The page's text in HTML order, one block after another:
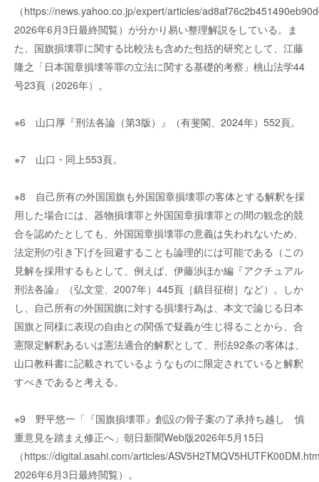
（https://news.yahoo.co.jp/expert/articles/
2026年6月3日最終閲覧）が分かり易い整理解説をしている。ま
た、国旗損壊罪に関する比較法も含めた包括的研究として、江藤
隆之「日本国章損壊等罪の立法に関する基礎的考察」桃山法学44
号23頁（2026年）。
※6 山口厚『刑法各論（第3版）』（有斐閣、2024年）552頁。
※7 山口・同上553頁。
※8 自己所有の外国国旗も外国国章損壊罪の客体とする解釈を採
用した場合には、器物損壊罪と外国国章損壊罪との間の観念的競
合を認めたとしても、外国国章損壊罪の意義は失われないため、
法定刑の引き下げを回避することも論理的には可能である（この
見解を採用するもとして、例えば、伊藤渉ほか編『アクチュアル
刑法各論』（弘文堂、2007年）445頁［鎮目征樹］など）。しか
し、自己所有の外国国旗に対する損壊行為は、本文で論じる日本
国旗と同様に表現の自由との関係で疑義が生じ得ることから、合
憲限定解釈あるいは憲法適合的解釈として、刑法92条の客体は、
山口教科書に記載されているようなものに限定されていると解釈
すべきであると考える。
※9 野平悠一「『国旗損壊罪』創設の骨子案の了承持ち越し 慎
重意見を踏まえ修正へ」朝日新聞Web版2026年5月15日
（https://digital.asahi.com/articles/
2026年6月3日最終閲覧）。